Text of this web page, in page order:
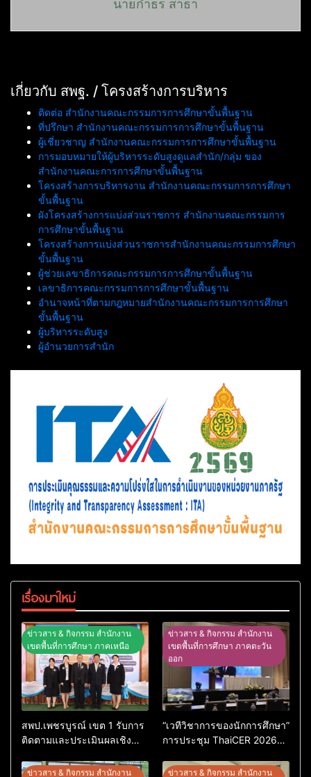
นายกำธร สาธา
เกี่ยวกับ สพฐ. / โครงสร้างการบริหาร
ติดต่อ สำนักงานคณะกรรมการการศึกษาขั้นพื้นฐาน
ที่ปรึกษา สำนักงานคณะกรรมการการศึกษาขั้นพื้นฐาน
ผู้เชี่ยวชาญ สำนักงานคณะกรรมการการศึกษาขั้นพื้นฐาน
การมอบหมายให้ผู้บริหารระดับสูงดูแลสำนัก/กลุ่ม ของ
สำนักงานคณะการการศึกษาขั้นพื้นฐาน
โครงสร้างการบริหารงาน สำนักงานคณะกรรมการการศึกษา
ขั้นพื้นฐาน
ผังโครงสร้างการแบ่งส่วนราชการ สำนักงานคณะกรรมการ
การศึกษาขั้นพื้นฐาน
โครงสร้างการแบ่งส่วนราชการสำนักงานคณะกรรมการศึกษา
ขั้นพื้นฐาน
ผู้ช่วยเลขาธิการคณะกรรมการการศึกษาขั้นพื้นฐาน
เลขาธิการคณะกรรมการการศึกษาขั้นพื้นฐาน
อำนาจหน้าที่ตามกฎหมายสำนักงานคณะกรรมการการศึกษา
ขั้นพื้นฐาน
ผู้บริหารระดับสูง
ผู้อำนวยการสำนัก
เรื่องมาใหม่
ข่าวสาร & กิจกรรม สำนักงาน
เขตพื้นที่การศึกษา ภาคเหนือ
สพป.เพชรบูรณ์ เขต 1 รับการ
ติดตามและประเมินผลเชิง
ต้นแบบ” ระดับประเทศ รุ่นที่ 3
ข่าวสาร & กิจกรรม สำนักงาน
เขตพื้นที่การศึกษา ภาคตะวัน
ออก
“เวทีวิชาการของนักการศึกษา”
การประชุม ThaiCER 2026
Conference on Education
ข่าวสาร & กิจกรรม สำนักงาน
ข่าวสาร & กิจกรรม สำนักงาน